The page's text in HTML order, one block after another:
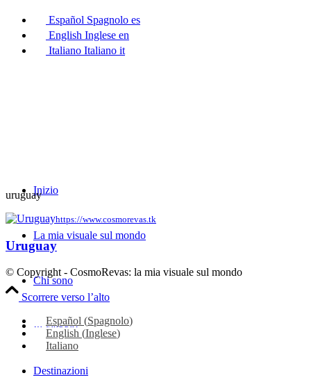
Español Spagnolo es
English Inglese en
Italiano Italiano it
Inizio
La mia visuale sul mondo
Chi sono
In viaggio
Destinazioni
uruguay
https://www.cosmorevas.tk
Uruguay
© Copyright - CosmoRevas: la mia visuale sul mondo
Scorrere verso l’alto
Español (Spagnolo)
English (Inglese)
Italiano